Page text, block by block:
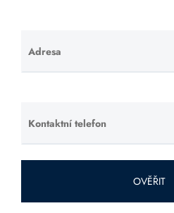
Adresa
Ponechte
toto pole
Kontaktní telefon
Ponechte
toto pole
prázdné.
OVĚŘIT